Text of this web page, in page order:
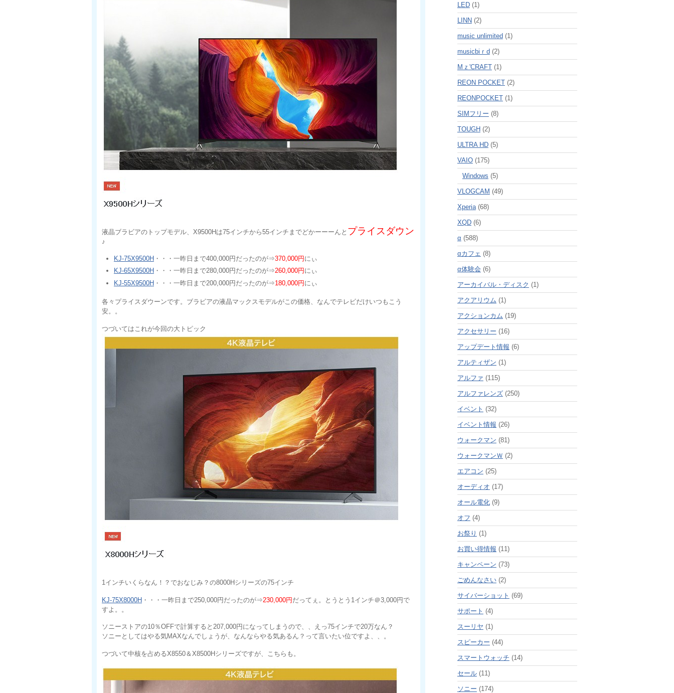
液晶ブラビアのトップモデル、X9500Hは75インチから55インチまでどかーーーんと プライスダウン
♪
KJ-75X9500H ・・・一昨日まで400,000円だったのが⇒370,000円 にぃ
KJ-65X9500H ・・・一昨日まで280,000円だったのが⇒260,000円 にぃ
KJ-55X9500H ・・・一昨日まで200,000円だったのが⇒180,000円 にぃ
各々プライスダウーンです。ブラビアの液晶マックスモデルがこの価格、なんでテレビだけいつもこう
安。。
つづいてはこれが今回の大トピック
1インチいくらなん！？でおなじみ？の8000Hシリーズの75インチ
KJ-75X8000H ・・・一昨日まで250,000円だったのが⇒230,000円だってぇ。とうとう1インチ＠3,000円で
すよ。。
ソニーストアの10％OFFで計算すると207,000円になってしまうので、、えっ75インチで20万なん？
ソニーとしてはやる気MAXなんでしょうが、なんならやる気あるん？って言いたい位ですよ、、。
つづいて中核を占めるX8550＆X8500Hシリーズですが、こちらも。
LED(1)
LINN (2)
music unlimited (1)
musicbiｒd (2)
Mｚ'CRAFT(1)
REON POCKET(2)
REONPOCKET(1)
SIMフリー (8)
TOUGH (2)
ULTRA HD(5)
VAIO(175)
Windows (5)
VLOGCAM (49)
Xperia(68)
XQD(6)
α (588)
αカフェ (8)
α体験会 (6)
アーカイバル・ディスク (1)
アクアリウム (1)
アクションカム (19)
アクセサリー (16)
アップデート情報 (6)
アルティザン (1)
アルファ (115)
アルファレンズ(250)
イベント (32)
イベント情報 (26)
ウォークマン (81)
ウォークマンＷ (2)
エアコン (25)
オーディオ (17)
オール電化(9)
オフ (4)
お祭り (1)
お買い得情報 (11)
キャンペーン (73)
ごめんなさい(2)
サイバーショット (69)
サポート (4)
スーリヤ (1)
スピーカー (44)
スマートウォッチ (14)
セール(11)
ソニー (174)